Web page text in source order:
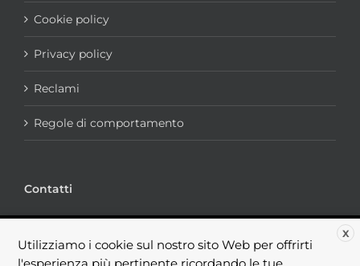
Cookie policy
Privacy policy
Reclami
Regole di comportamento
Contatti
Telefono:+39.06.44238184
X
Utilizziamo i cookie sul nostro sito Web per offrirti